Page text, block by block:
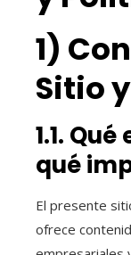
1)
Sitio
1.1.
qué
El presente
ofrece